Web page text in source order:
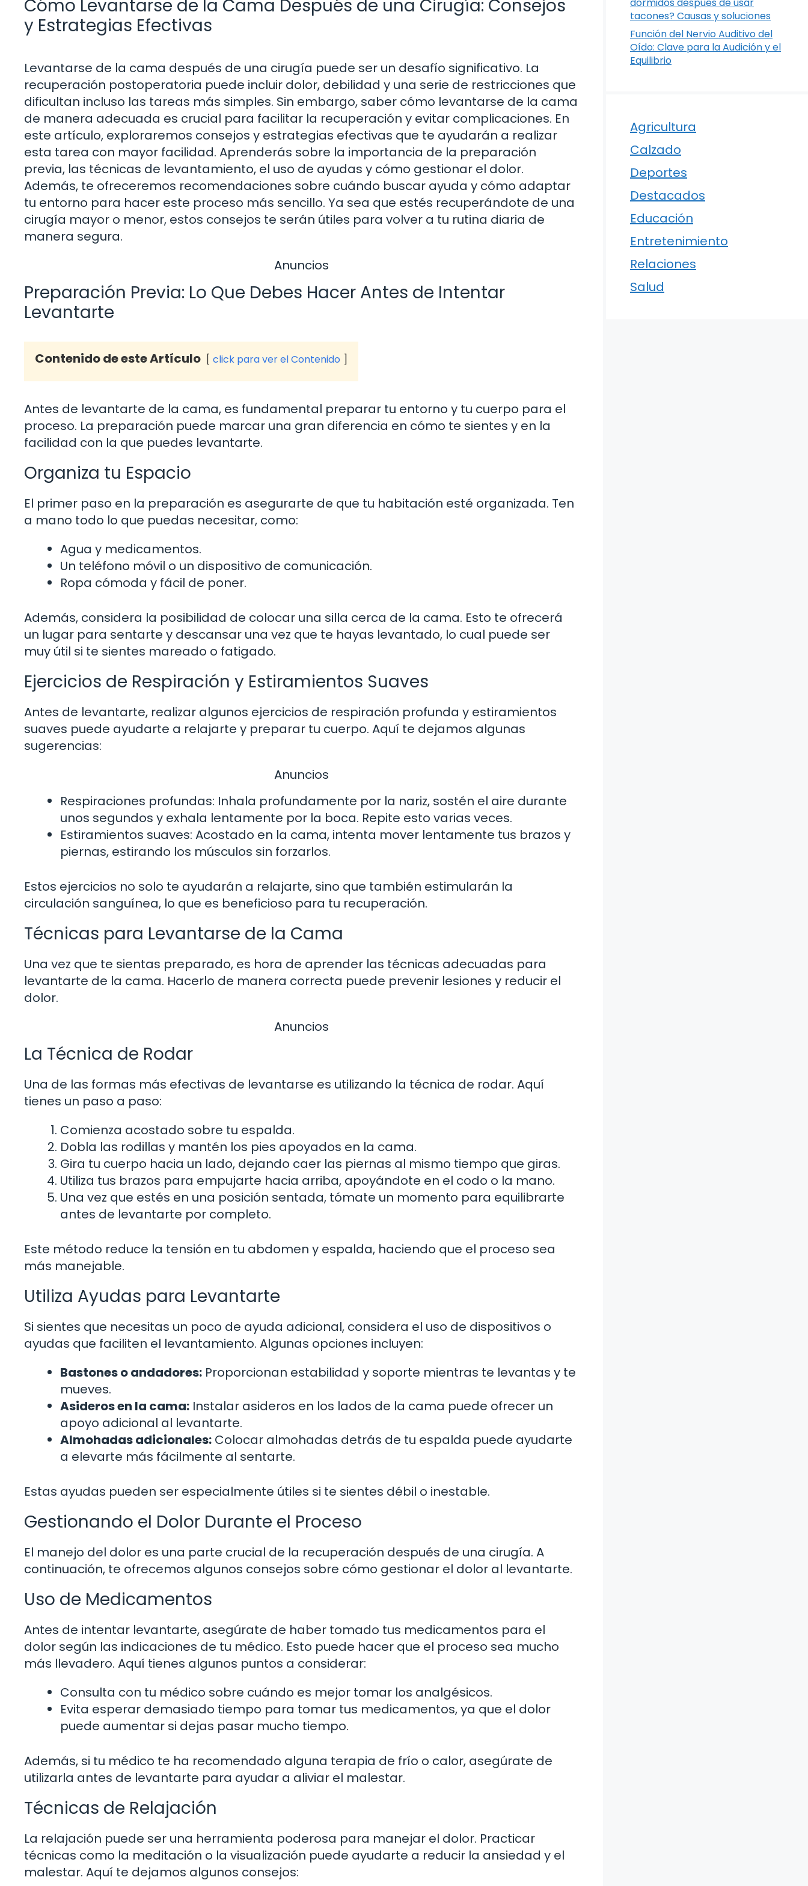
Cómo Levantarse de la Cama Después de una Cirugía: Consejos
y Estrategias Efectivas
Levantarse de la cama después de una cirugía puede ser un desafío significativo. La
recuperación postoperatoria puede incluir dolor, debilidad y una serie de restricciones que
dificultan incluso las tareas más simples. Sin embargo, saber cómo levantarse de la cama
de manera adecuada es crucial para facilitar la recuperación y evitar complicaciones. En
este artículo, exploraremos consejos y estrategias efectivas que te ayudarán a realizar
esta tarea con mayor facilidad. Aprenderás sobre la importancia de la preparación
previa, las técnicas de levantamiento, el uso de ayudas y cómo gestionar el dolor.
Además, te ofreceremos recomendaciones sobre cuándo buscar ayuda y cómo adaptar
tu entorno para hacer este proceso más sencillo. Ya sea que estés recuperándote de una
cirugía mayor o menor, estos consejos te serán útiles para volver a tu rutina diaria de
manera segura.
Anuncios
Preparación Previa: Lo Que Debes Hacer Antes de Intentar
Levantarte
Contenido de este Artículo click para ver el Contenido
Antes de levantarte de la cama, es fundamental preparar tu entorno y tu cuerpo para el
proceso. La preparación puede marcar una gran diferencia en cómo te sientes y en la
facilidad con la que puedes levantarte.
Organiza tu Espacio
El primer paso en la preparación es asegurarte de que tu habitación esté organizada. Ten
a mano todo lo que puedas necesitar, como:
Agua y medicamentos.
Un teléfono móvil o un dispositivo de comunicación.
Ropa cómoda y fácil de poner.
Además, considera la posibilidad de colocar una silla cerca de la cama. Esto te ofrecerá
un lugar para sentarte y descansar una vez que te hayas levantado, lo cual puede ser
muy útil si te sientes mareado o fatigado.
Ejercicios de Respiración y Estiramientos Suaves
Antes de levantarte, realizar algunos ejercicios de respiración profunda y estiramientos
suaves puede ayudarte a relajarte y preparar tu cuerpo. Aquí te dejamos algunas
sugerencias:
Anuncios
Respiraciones profundas: Inhala profundamente por la nariz, sostén el aire durante
unos segundos y exhala lentamente por la boca. Repite esto varias veces.
Estiramientos suaves: Acostado en la cama, intenta mover lentamente tus brazos y
piernas, estirando los músculos sin forzarlos.
Estos ejercicios no solo te ayudarán a relajarte, sino que también estimularán la
circulación sanguínea, lo que es beneficioso para tu recuperación.
Técnicas para Levantarse de la Cama
Una vez que te sientas preparado, es hora de aprender las técnicas adecuadas para
levantarte de la cama. Hacerlo de manera correcta puede prevenir lesiones y reducir el
dolor.
Anuncios
La Técnica de Rodar
Una de las formas más efectivas de levantarse es utilizando la técnica de rodar. Aquí
tienes un paso a paso:
Comienza acostado sobre tu espalda.
Dobla las rodillas y mantén los pies apoyados en la cama.
Gira tu cuerpo hacia un lado, dejando caer las piernas al mismo tiempo que giras.
Utiliza tus brazos para empujarte hacia arriba, apoyándote en el codo o la mano.
Una vez que estés en una posición sentada, tómate un momento para equilibrarte
antes de levantarte por completo.
Este método reduce la tensión en tu abdomen y espalda, haciendo que el proceso sea
más manejable.
Utiliza Ayudas para Levantarte
Si sientes que necesitas un poco de ayuda adicional, considera el uso de dispositivos o
ayudas que faciliten el levantamiento. Algunas opciones incluyen:
Bastones o andadores: Proporcionan estabilidad y soporte mientras te levantas y te
mueves.
Asideros en la cama: Instalar asideros en los lados de la cama puede ofrecer un
apoyo adicional al levantarte.
Almohadas adicionales: Colocar almohadas detrás de tu espalda puede ayudarte
a elevarte más fácilmente al sentarte.
Estas ayudas pueden ser especialmente útiles si te sientes débil o inestable.
Gestionando el Dolor Durante el Proceso
El manejo del dolor es una parte crucial de la recuperación después de una cirugía. A
continuación, te ofrecemos algunos consejos sobre cómo gestionar el dolor al levantarte.
Uso de Medicamentos
Antes de intentar levantarte, asegúrate de haber tomado tus medicamentos para el
dolor según las indicaciones de tu médico. Esto puede hacer que el proceso sea mucho
más llevadero. Aquí tienes algunos puntos a considerar:
Consulta con tu médico sobre cuándo es mejor tomar los analgésicos.
Evita esperar demasiado tiempo para tomar tus medicamentos, ya que el dolor
puede aumentar si dejas pasar mucho tiempo.
Además, si tu médico te ha recomendado alguna terapia de frío o calor, asegúrate de
utilizarla antes de levantarte para ayudar a aliviar el malestar.
Técnicas de Relajación
La relajación puede ser una herramienta poderosa para manejar el dolor. Practicar
técnicas como la meditación o la visualización puede ayudarte a reducir la ansiedad y el
malestar. Aquí te dejamos algunos consejos:
tacones? Causas y soluciones
Función del Nervio Auditivo del
Oído: Clave para la Audición y el
Equilibrio
Agricultura
Calzado
Deportes
Destacados
Educación
Entretenimiento
Relaciones
Salud